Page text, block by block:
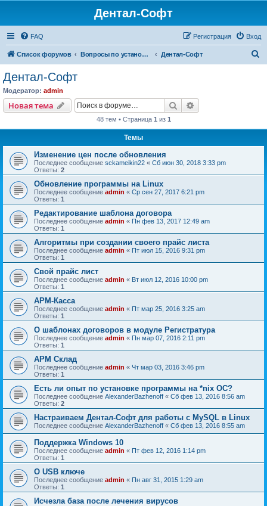
Дентал-Софт
FAQ Вход
Регистрация
Список форумов Вопросы по установке и настройке программ Дентал-Софт
Дентал-Софт
Модератор: admin
Новая тема Поиск
48 тем • Страница 1 из 1
Темы
Изменение цен после обновления
Последнее сообщение sckameikin22 « Сб июн 30, 2018 3:33 pm
Ответы: 2
Обновление программы на Linux
Последнее сообщение admin « Ср сен 27, 2017 6:21 pm
Ответы: 1
Редактирование шаблона договора
Последнее сообщение admin « Пн фев 13, 2017 12:49 am
Ответы: 1
Алгоритмы при создании своего прайс листа
Последнее сообщение admin « Пт июл 15, 2016 9:31 pm
Ответы: 1
Свой прайс лист
Последнее сообщение admin « Вт июл 12, 2016 10:00 pm
Ответы: 1
АРМ-Касса
Последнее сообщение admin « Пт мар 25, 2016 3:25 am
Ответы: 1
О шаблонах договоров в модуле Регистратура
Последнее сообщение admin « Пн мар 07, 2016 2:11 pm
Ответы: 1
АРМ Склад
Последнее сообщение admin « Чт мар 03, 2016 3:46 pm
Ответы: 1
Есть ли опыт по установке программы на *nix ОС?
Последнее сообщение AlexanderBazhenoff « Сб фев 13, 2016 8:56 am
Ответы: 2
Настраиваем Дентал-Софт для работы с MySQL в Linux
Последнее сообщение AlexanderBazhenoff « Сб фев 13, 2016 8:55 am
Поддержка Windows 10
Последнее сообщение admin « Пт фев 12, 2016 1:14 pm
Ответы: 1
О USB ключе
Последнее сообщение admin « Пн авг 31, 2015 1:29 am
Ответы: 1
Исчезла база после лечения вирусов